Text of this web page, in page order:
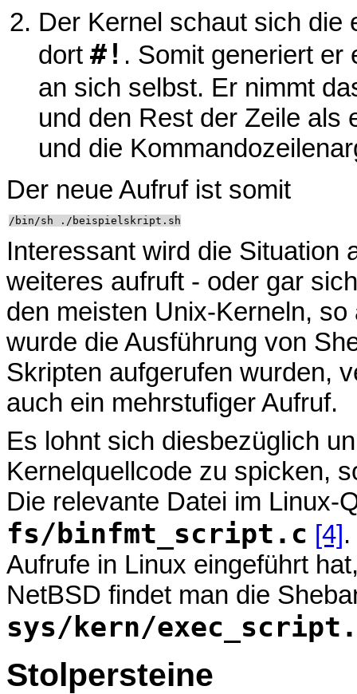
Der Kernel schaut sich die
dort #! . Somit generiert er
an sich selbst. Er nimmt
und den Rest der Zeile als
und die
Der neue Aufruf ist somit
Interessant wird die Situation
weiteres aufruft - oder gar
den meisten Unix-Kerneln,
wurde die Ausführung von
Skripten aufgerufen wurden,
auch ein mehrstufiger Aufruf.
Es lohnt sich diesbezüglich
Kernelquellcode zu spicken,
Die relevante Datei im Linux-
fs/binfmt_script.c [4]
Aufrufe in Linux eingeführt
NetBSD findet man die
sys/kern/
Stolpersteine